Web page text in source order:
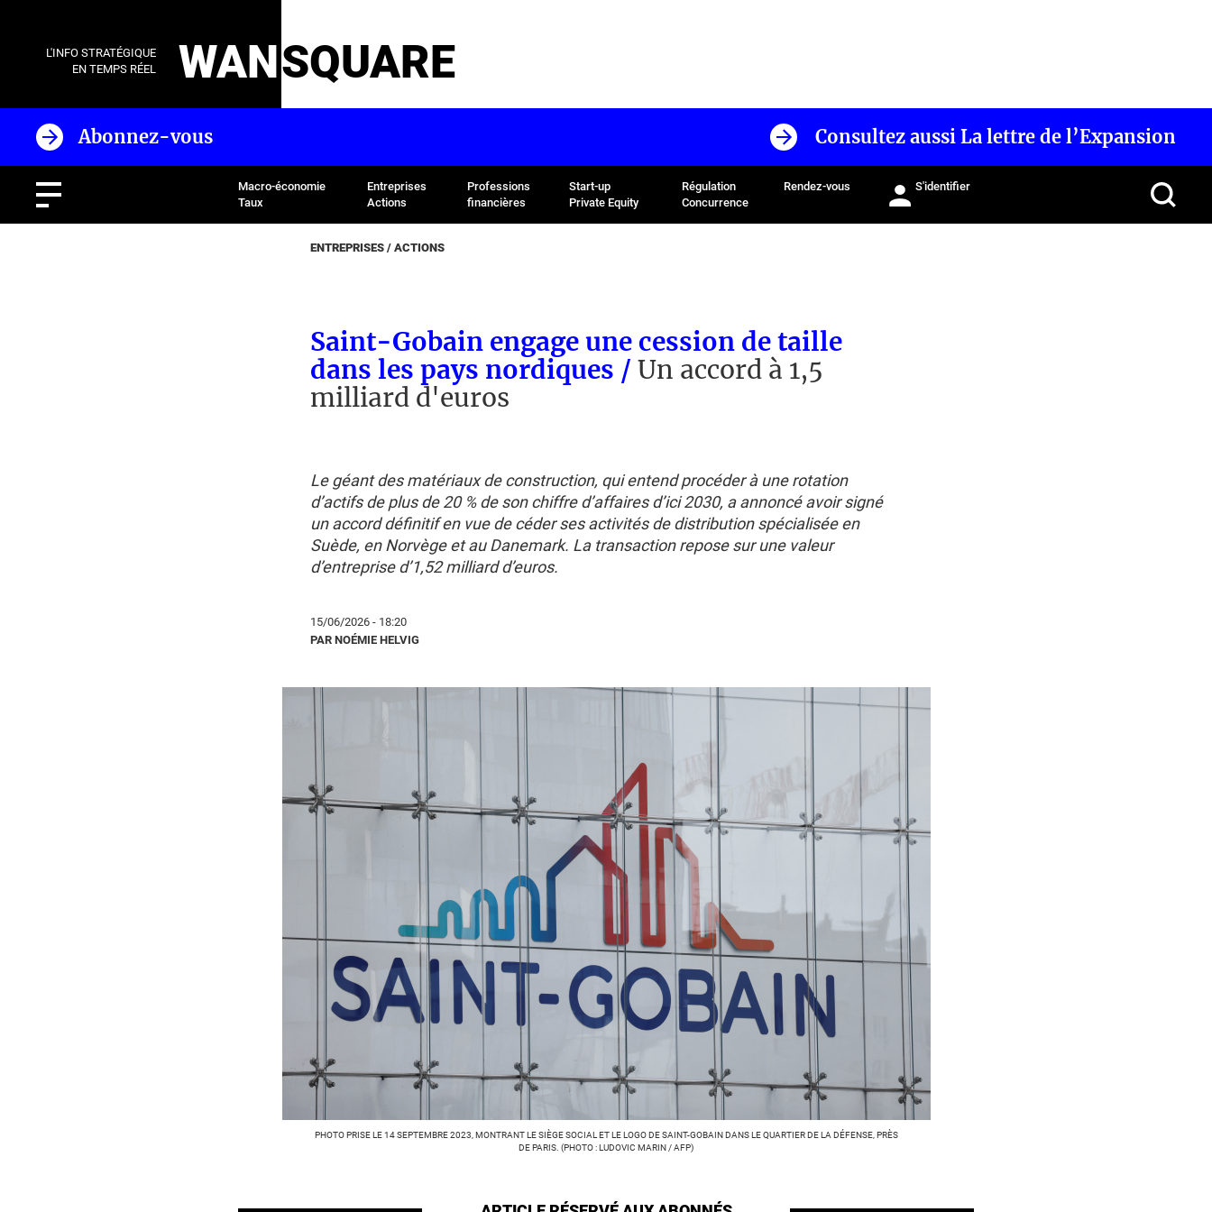
L'INFO STRATÉGIQUE
EN TEMPS RÉEL
WANSQUARE
Abonnez-vous Consultez aussi La lettre de l’Expansion
Macro-économie
Taux
Entreprises
Actions
Professions
financières
Start-up
Private Equity
Régulation
Concurrence
Rendez-vous S'identifier
ENTREPRISES / ACTIONS
Saint-Gobain engage une cession de taille
dans les pays nordiques / Un accord à 1,5
milliard d'euros
Le géant des matériaux de construction, qui entend procéder à une rotation
d’actifs de plus de 20 % de son chiffre d’affaires d’ici 2030, a annoncé avoir signé
un accord définitif en vue de céder ses activités de distribution spécialisée en
Suède, en Norvège et au Danemark. La transaction repose sur une valeur
d’entreprise d’1,52 milliard d’euros.
15/06/2026 - 18:20
PAR NOÉMIE HELVIG
PHOTO PRISE LE 14 SEPTEMBRE 2023, MONTRANT LE SIÈGE SOCIAL ET LE LOGO DE SAINT-GOBAIN DANS LE QUARTIER DE LA DÉFENSE, PRÈS
DE PARIS. (PHOTO : LUDOVIC MARIN / AFP)